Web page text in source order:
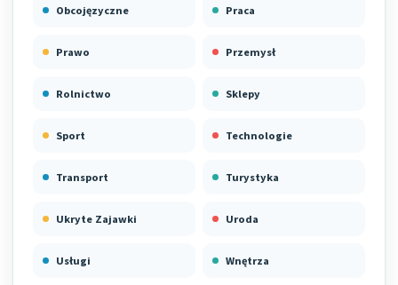
Obcojęzyczne Praca
Prawo Przemysł
Rolnictwo Sklepy
Sport Technologie
Transport Turystyka
Ukryte Zajawki Uroda
Usługi Wnętrza